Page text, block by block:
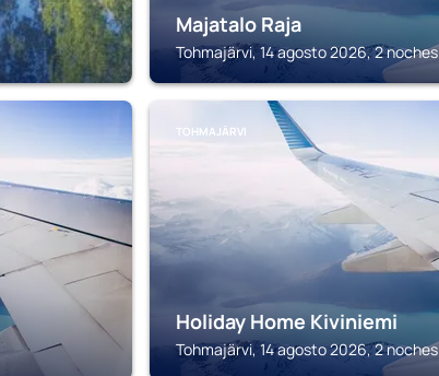
Majatalo Raja
Tohmajärvi, 14 agosto 2026, 2 noches
TOHMAJÄRVI
Holiday Home Kiviniemi
Tohmajärvi, 14 agosto 2026, 2 noches